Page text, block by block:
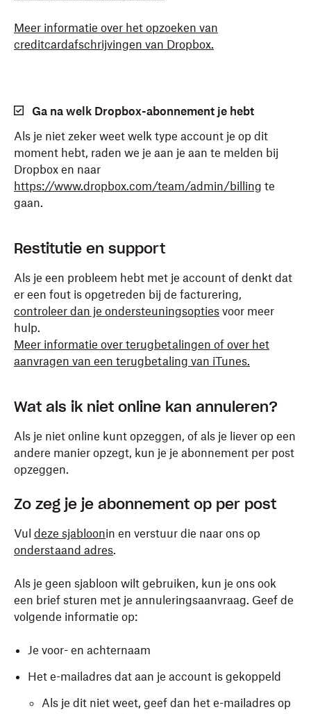
Meer informatie over het opzoeken van
creditcardafschrijvingen van Dropbox.
Ga na welk Dropbox-abonnement je hebt
Als je niet zeker weet welk type account je op dit
moment hebt, raden we je aan je aan te melden bij
Dropbox en naar
https://www.dropbox.com/team/admin/billing te
gaan.
Restitutie en support
Als je een probleem hebt met je account of denkt dat
er een fout is opgetreden bij de facturering,
controleer dan je ondersteuningsopties voor meer
hulp.
Meer informatie over terugbetalingen of over het
aanvragen van een terugbetaling van iTunes.
Wat als ik niet online kan annuleren?
Als je niet online kunt opzeggen, of als je liever op een
andere manier opzegt, kun je je abonnement per post
opzeggen.
Zo zeg je je abonnement op per post
Vul deze sjabloonin en verstuur die naar ons op
onderstaand adres.
Als je geen sjabloon wilt gebruiken, kun je ons ook
een brief sturen met je annuleringsaanvraag. Geef de
volgende informatie op:
Je voor- en achternaam
Het e-mailadres dat aan je account is gekoppeld
Als je dit niet weet, geef dan het e-mailadres op